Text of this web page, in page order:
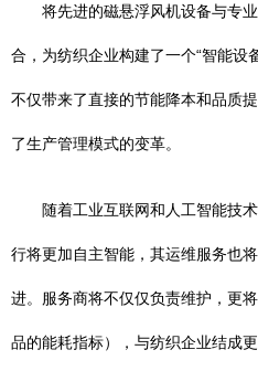
将先进的磁悬浮风机设备与专
合，为纺织企业构建了一个“智能设
不仅带来了直接的节能降本和品质
了生产管理模式的变革。
随着工业互联网和人工智能技
行将更加自主智能，其运维服务也
进。服务商将不仅仅负责维护，更
品的能耗指标），与纺织企业结成